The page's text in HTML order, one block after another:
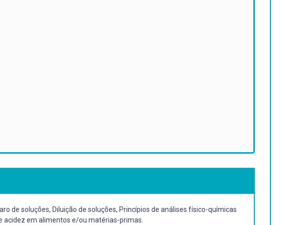
de soluções, Diluição de soluções, Princípios de análises físico-químicas
acidez em alimentos e/ou matérias-primas.